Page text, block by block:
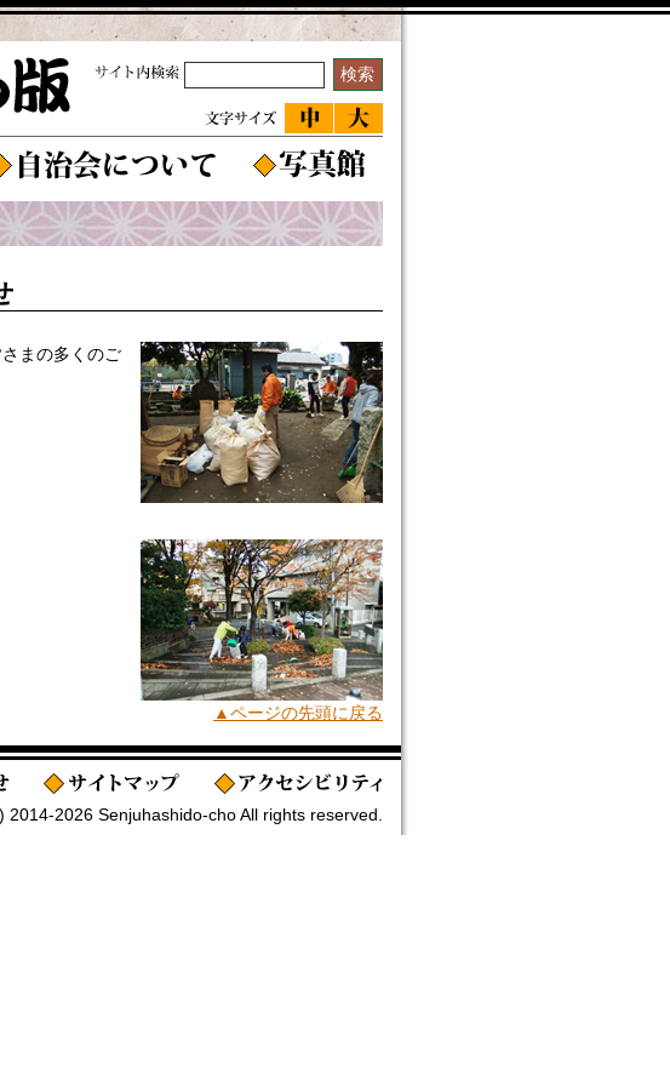
まの多くのご
▲ページの先頭に戻る
2014-2026 Senjuhashido-cho All rights reserved.